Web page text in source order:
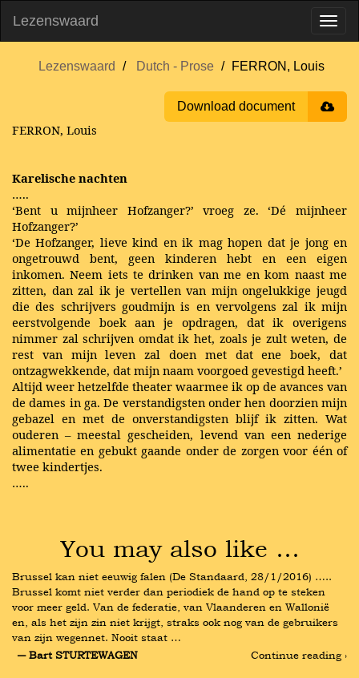
Lezenswaard
Lezenswaard Dutch - Prose FERRON, Louis
Download document
FERRON, Louis
Karelische nachten
…..
‘Bent u mijnheer Hofzanger?’ vroeg ze. ‘Dé mijnheer
Hofzanger?’
‘De Hofzanger, lieve kind en ik mag hopen dat je jong en
ongetrouwd bent, geen kinderen hebt en een eigen
inkomen. Neem iets te drinken van me en kom naast me
zitten, dan zal ik je vertellen van mijn ongelukkige jeugd
die des schrijvers goudmijn is en vervolgens zal ik mijn
eerstvolgende boek aan je opdragen, dat ik overigens
nimmer zal schrijven omdat ik het, zoals je zult weten, de
rest van mijn leven zal doen met dat ene boek, dat
ontzagwekkende, dat mijn naam voorgoed gevestigd heeft.’
Altijd weer hetzelfde theater waarmee ik op de avances van
de dames in ga. De verstandigsten onder hen doorzien mijn
gebazel en met de onverstandigsten blijf ik zitten. Wat
ouderen – meestal gescheiden, levend van een nederige
alimentatie en gebukt gaande onder de zorgen voor één of
twee kindertjes.
…..
You may also like …
Brussel kan niet eeuwig falen (De Standaard, 28/1/2016) …..
Brussel komt niet verder dan periodiek de hand op te steken
voor meer geld. Van de federatie, van Vlaanderen en Wallonië
en, als het zijn zin niet krijgt, straks ook nog van de gebruikers
van zijn wegennet. Nooit staat …
― Bart STURTEWAGEN
Continue reading ›